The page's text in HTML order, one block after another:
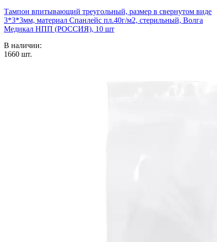
Тампон впитывающий треугольный, размер в свернутом виде
3*3*3мм, материал Спанлейс пл.40г/м2, стерильный, Волга
Медикал НПП (РОССИЯ), 10 шт
В наличии:
1660 шт.